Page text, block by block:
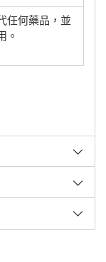
任何藥品，並
。